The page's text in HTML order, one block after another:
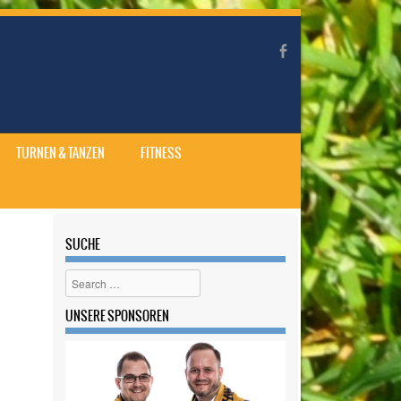
TURNEN & TANZEN FITNESS
SUCHE
Search
UNSERE SPONSOREN